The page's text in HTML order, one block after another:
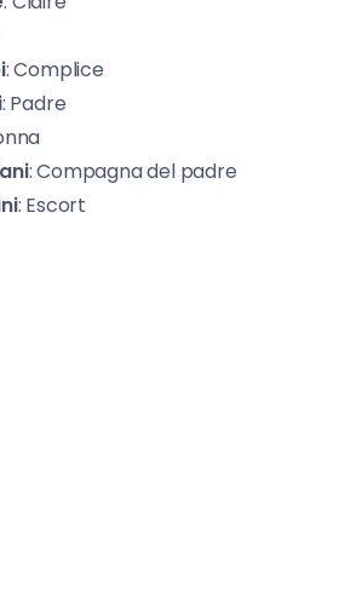
: Complice
: Padre
: Compagna del padre
: Escort